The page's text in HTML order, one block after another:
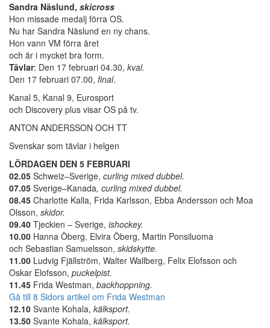
Sandra Näslund, skicross
Hon missade medalj förra OS.
Nu har Sandra Näslund en ny chans.
Hon vann VM förra året
och är i mycket bra form.
Tävlar: Den 17 februari 04.30, kval.
Den 17 februari 07.00, final.
Kanal 5, Kanal 9, Eurosport
och Discovery plus visar OS på tv.
ANTON ANDERSSON OCH TT
Svenskar som tävlar i helgen
LÖRDAGEN DEN 5 FEBRUARI
02.05 Schweiz–Sverige, curling mixed dubbel.
07.05 Sverige–Kanada, curling mixed dubbel.
08.45 Charlotte Kalla, Frida Karlsson, Ebba Andersson och Moa
Olsson, skidor.
09.40 Tjeckien – Sverige, ishockey.
10.00 Hanna Öberg, Elvira Öberg, Martin Ponsiluoma
och Sebastian Samuelsson, skidskytte.
11.00 Ludvig Fjällström, Walter Wallberg, Felix Elofsson och
Oskar Elofsson, puckelpist.
11.45 Frida Westman, backhoppning.
Gå till 8 Sidors artikel om Frida Westman
12.10 Svante Kohala, kälksport.
13.50 Svante Kohala, kälksport.